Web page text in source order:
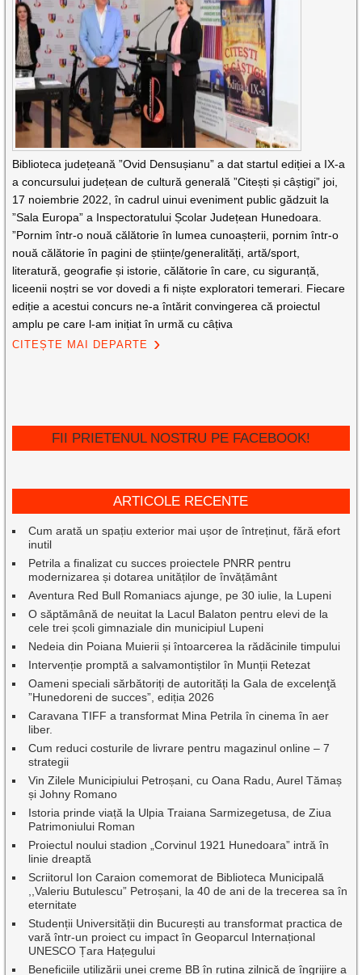
Biblioteca județeană ”Ovid Densușianu” a dat startul ediției a IX-a
a concursului județean de cultură generală ”Citești și câștigi” joi,
17 noiembrie 2022, în cadrul uinui eveniment public gădzuit la
”Sala Europa” a Inspectoratului Școlar Județean Hunedoara.
”Pornim într-o nouă călătorie în lumea cunoașterii, pornim într-o
nouă călătorie în pagini de științe/generalități, artă/sport,
literatură, geografie și istorie, călătorie în care, cu siguranță,
liceenii noștri se vor dovedi a fi niște exploratori temerari. Fiecare
ediție a acestui concurs ne-a întărit convingerea că proiectul
amplu pe care l-am inițiat în urmă cu câțiva
CITEȘTE MAI DEPARTE
FII PRIETENUL NOSTRU PE FACEBOOK!
ARTICOLE RECENTE
Cum arată un spațiu exterior mai ușor de întreținut, fără efort
inutil
Petrila a finalizat cu succes proiectele PNRR pentru
modernizarea și dotarea unităților de învățământ
Aventura Red Bull Romaniacs ajunge, pe 30 iulie, la Lupeni
O săptămână de neuitat la Lacul Balaton pentru elevi de la
cele trei școli gimnaziale din municipiul Lupeni
Nedeia din Poiana Muierii și întoarcerea la rădăcinile timpului
Intervenție promptă a salvamontiștilor în Munții Retezat
Oameni speciali sărbătoriți de autorități la Gala de excelenţă
”Hunedoreni de succes”, ediția 2026
Caravana TIFF a transformat Mina Petrila în cinema în aer
liber.
Cum reduci costurile de livrare pentru magazinul online – 7
strategii
Vin Zilele Municipiului Petroșani, cu Oana Radu, Aurel Tămaș
și Johny Romano
Istoria prinde viață la Ulpia Traiana Sarmizegetusa, de Ziua
Patrimoniului Roman
Proiectul noului stadion „Corvinul 1921 Hunedoara” intră în
linie dreaptă
Scriitorul Ion Caraion comemorat de Biblioteca Municipală
,,Valeriu Butulescu” Petroșani, la 40 de ani de la trecerea sa în
eternitate
Studenții Universității din București au transformat practica de
vară într-un proiect cu impact în Geoparcul Internațional
UNESCO Țara Hațegului
Beneficiile utilizării unei creme BB în rutina zilnică de îngrijire a